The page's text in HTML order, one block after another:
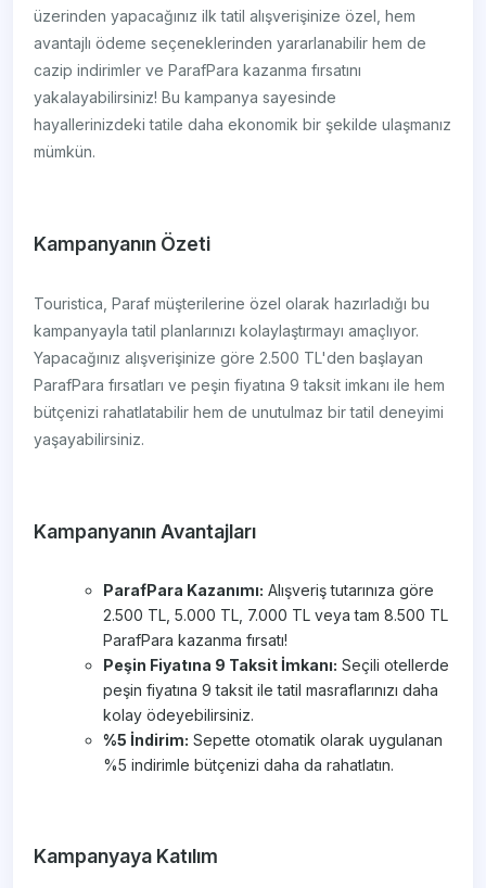
üzerinden yapacağınız ilk tatil alışverişinize özel, hem
avantajlı ödeme seçeneklerinden yararlanabilir hem de
cazip indirimler ve ParafPara kazanma fırsatını
yakalayabilirsiniz! Bu kampanya sayesinde
hayallerinizdeki tatile daha ekonomik bir şekilde ulaşmanız
mümkün.
Kampanyanın Özeti
Touristica, Paraf müşterilerine özel olarak hazırladığı bu
kampanyayla tatil planlarınızı kolaylaştırmayı amaçlıyor.
Yapacağınız alışverişinize göre 2.500 TL'den başlayan
ParafPara fırsatları ve peşin fiyatına 9 taksit imkanı ile hem
bütçenizi rahatlatabilir hem de unutulmaz bir tatil deneyimi
yaşayabilirsiniz.
Kampanyanın Avantajları
ParafPara Kazanımı: Alışveriş tutarınıza göre
2.500 TL, 5.000 TL, 7.000 TL veya tam 8.500 TL
ParafPara kazanma fırsatı!
Peşin Fiyatına 9 Taksit İmkanı: Seçili otellerde
peşin fiyatına 9 taksit ile tatil masraflarınızı daha
kolay ödeyebilirsiniz.
%5 İndirim: Sepette otomatik olarak uygulanan
%5 indirimle bütçenizi daha da rahatlatın.
Kampanyaya Katılım